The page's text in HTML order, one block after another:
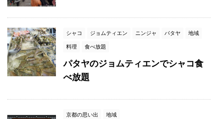
シャコ ジョムティエン ニンジャ パタヤ 地域
料理 食べ放題
パタヤのジョムティエンでシャコ食
べ放題
京都の思い出 地域